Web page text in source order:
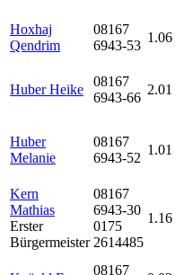
Hoxhaj
Qendrim
08167
6943-53
1.06
Huber Heike
08167
6943-66
2.01
Huber
Melanie
08167
6943-52
1.01
Kern
Mathias
Erster
Bürgermeister
08167
6943-30
0175
2614485
1.16
08167